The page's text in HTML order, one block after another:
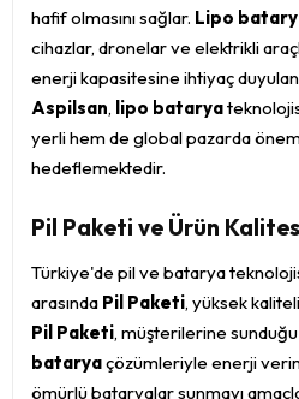
hafif olmasını sağlar. Lipo
cihazlar, dronelar ve elektrikli
enerji kapasitesine ihtiyaç duyulan
Aspilsan, lipo batarya
yerli hem de global pazarda
hedeflemektedir.
Pil Paketi ve Ürün
Türkiye'de pil ve batarya
arasında Pil Paketi, yüksek
Pil Paketi, müşterilerine sunduğu
bataryaçözümleriyle enerji
ömürlü bataryalar sunmayı